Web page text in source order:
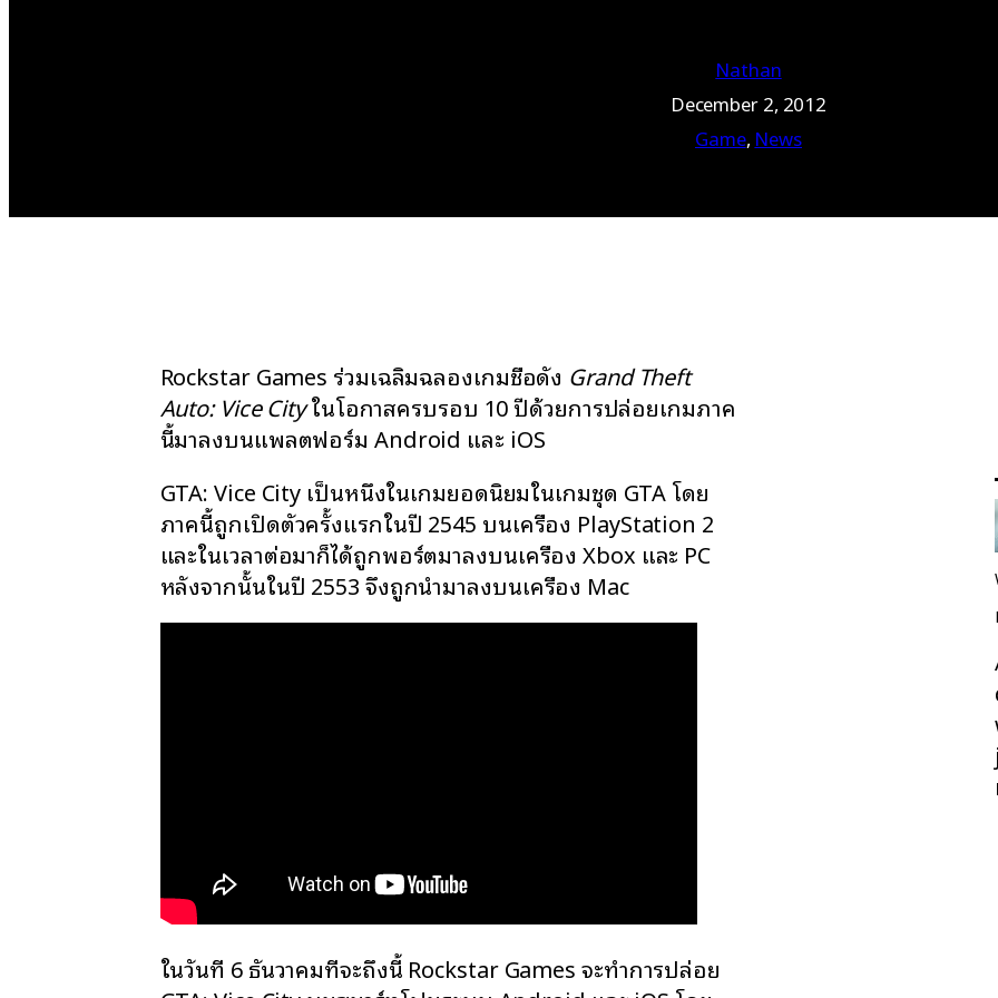
Nathan
December 2, 2012
Game, News
Rockstar Games ร่วมเฉลิมฉลองเกมชื่อดัง Grand Theft
Auto: Vice Cityในโอกาสครบรอบ 10 ปีด้วยการปล่อยเกมภาค
นี้มาลงบนแพลตฟอร์ม Android และ iOS
GTA: Vice City เป็นหนึ่งในเกมยอดนิยมในเกมชุด GTA โดย
ภาคนี้ถูกเปิดตัวครั้งแรกในปี 2545 บนเครื่อง PlayStation 2
และในเวลาต่อมาก็ได้ถูกพอร์ตมาลงบนเครื่อง Xbox และ PC
หลังจากนั้นในปี 2553 จึงถูกนำมาลงบนเครื่อง Mac
ในวันที่ 6 ธันวาคมที่จะถึงนี้ Rockstar Games จะทำการปล่อย